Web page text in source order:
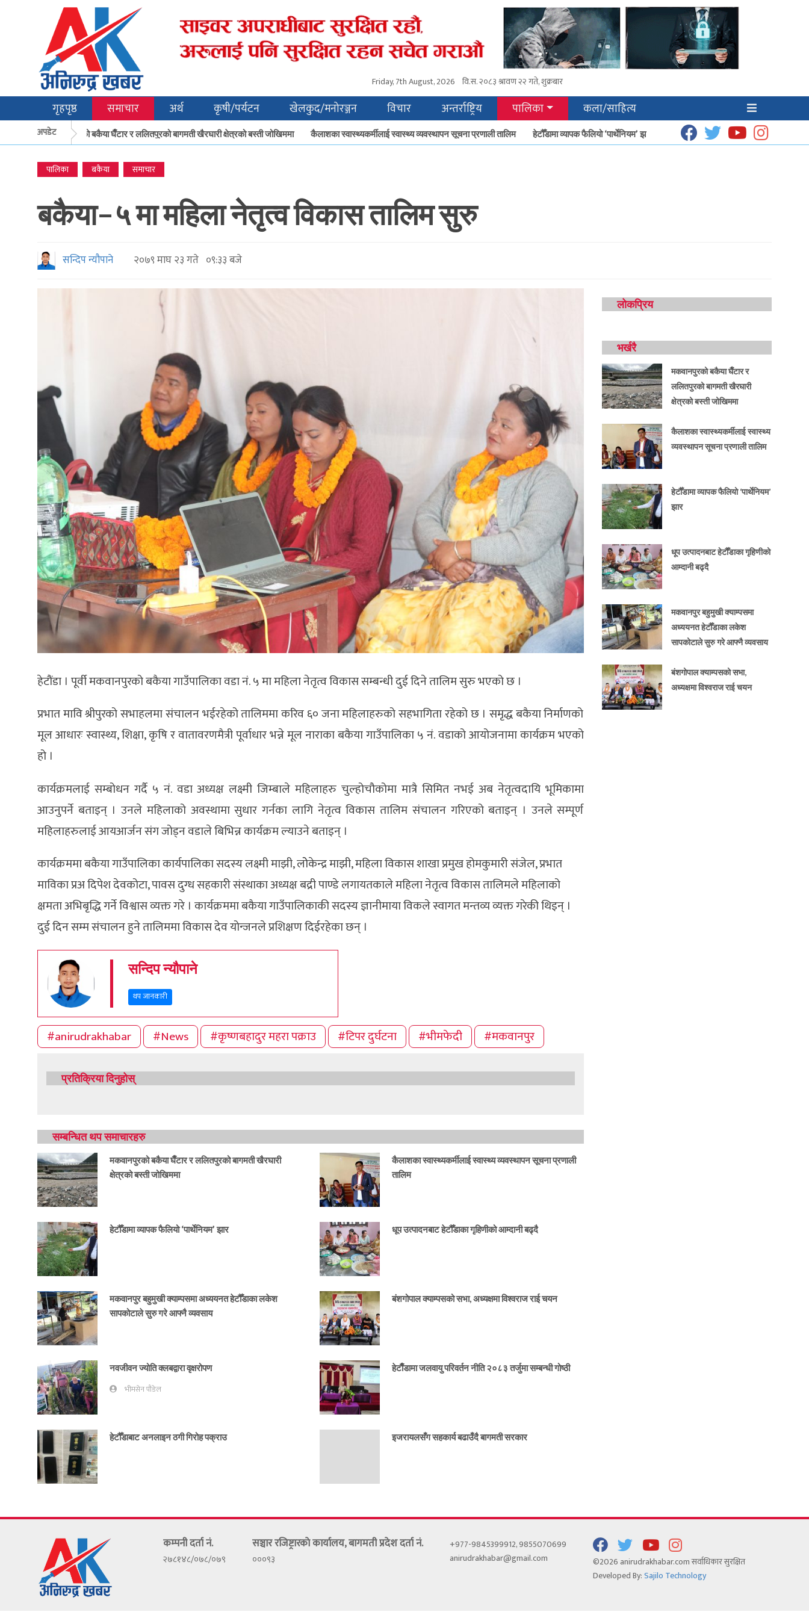
Friday, 7th August, 2026 वि.स.२०८३ श्रावण २२ गते, शुक्रबार
गृहपृष्ठ समाचार अर्थ कृषी/पर्यटन खेलकुद/मनोरञ्जन विचार अन्तर्राष्ट्रिय पालिका कला/साहित्य
अपडेट
मकवानपुरको बकैया घैँटार र ललितपुरको बागमती खैरघारी क्षेत्रको बस्ती जोखिममा कैलाशका स्वास्थ्यकर्मीलाई स्वास्थ्य व्यवस्थापन सूचना प्रणाली तालिम हेटौँडामा व्यापक फैलियो ‘पार्थेनियम’ झार धूप उत्पादनबाट हेटौँडाका गृहिणीको आम्दानी बढ्दै
पालिका बकैया समाचार
बकैया–५ मा महिला नेतृत्व विकास तालिम सुरु
सन्दिप न्यौपाने २०७९ माघ २३ गते ०९:३३ बजे
हेटौंडा । पूर्वी मकवानपुरको बकैया गाउँपालिका वडा नं. ५ मा महिला नेतृत्व विकास सम्बन्धी दुई दिने तालिम सुरु भएको छ ।
प्रभात मावि श्रीपुरको सभाहलमा संचालन भईरहेको तालिममा करिव ६० जना महिलाहरुको सहभागिता रहेको छ । समृद्ध बकैया निर्माणको
मूल आधारः स्वास्थ्य, शिक्षा, कृषि र वातावरणमैत्री पूर्वाधार भन्ने मूल नाराका बकैया गाउँपालिका ५ नं. वडाको आयोजनामा कार्यक्रम भएको
हो ।
कार्यक्रमलाई सम्बोधन गर्दै ५ नं. वडा अध्यक्ष लक्ष्मी जिम्बाले महिलाहरु चुल्होचौकोमा मात्रै सिमित नभई अब नेतृत्वदायि भूमिकामा
आउनुपर्ने बताइन् । उनले महिलाको अवस्थामा सुधार गर्नका लागि नेतृत्व विकास तालिम संचालन गरिएको बताइन् । उनले सम्पूर्ण
महिलाहरुलाई आयआर्जन संग जोड्न वडाले बिभिन्न कार्यक्रम ल्याउने बताइन् ।
कार्यक्रममा बकैया गाउँपालिका कार्यपालिका सदस्य लक्ष्मी माझी, लोेकेन्द्र माझी, महिला विकास शाखा प्रमुख होमकुमारी संजेल, प्रभात
माविका प्रअ दिपेश देवकोटा, पावस दुग्ध सहकारी संस्थाका अध्यक्ष बद्री पाण्डे लगायतकाले महिला नेतृत्व विकास तालिमले महिलाको
क्षमता अभिबृद्धि गर्ने विश्वास व्यक्त गरे । कार्यक्रममा बकैया गाउँपालिकाकी सदस्य ज्ञानीमाया विकले स्वागत मन्तव्य व्यक्त गरेकी थिइन् ।
दुई दिन सम्म संचालन हुने तालिममा विकास देव योन्जनले प्रशिक्षण दिईरहेका छन् ।
सन्दिप न्यौपाने
थप जानकारी
#anirudrakhabar #News #कृष्णबहादुर महरा पक्राउ #टिपर दुर्घटना #भीमफेदी #मकवानपुर
प्रतिक्रिया दिनुहोस्
सम्बन्धित थप समाचारहरु
मकवानपुरको बकैया घैँटार र ललितपुरको बागमती खैरघारी
क्षेत्रको बस्ती जोखिममा
कैलाशका स्वास्थ्यकर्मीलाई स्वास्थ्य व्यवस्थापन सूचना प्रणाली
तालिम
हेटौँडामा व्यापक फैलियो ‘पार्थेनियम’ झार धूप उत्पादनबाट हेटौँडाका गृहिणीको आम्दानी बढ्दै
मकवानपुर बहुमुखी क्याम्पसमा अध्ययनत हेटौँडाका लकेश
सापकोटाले सुरु गरे आफ्नै व्यवसाय
बंशगोपाल क्याम्पसको सभा, अध्यक्षमा विश्वराज राई चयन
नवजीवन ज्योति क्लबद्वारा वृक्षरोपण
भीमसेन पौडेल
हेटाैँडामा जलवायु परिवर्तन नीति २०८३ तर्जुमा सम्बन्धी गोष्ठी
हेटौँडाबाट अनलाइन ठगी गिरोह पक्राउ इजरायलसँग सहकार्य बढाउँदै बागमती सरकार
लोकप्रिय
भर्खरै
मकवानपुरको बकैया घैँटार र
ललितपुरको बागमती खैरघारी
क्षेत्रको बस्ती जोखिममा
कैलाशका स्वास्थ्यकर्मीलाई स्वास्थ्य
व्यवस्थापन सूचना प्रणाली तालिम
हेटौँडामा व्यापक फैलियो ‘पार्थेनियम’
झार
धूप उत्पादनबाट हेटौँडाका गृहिणीको
आम्दानी बढ्दै
मकवानपुर बहुमुखी क्याम्पसमा
अध्ययनत हेटौँडाका लकेश
सापकोटाले सुरु गरे आफ्नै व्यवसाय
बंशगोपाल क्याम्पसको सभा,
अध्यक्षमा विश्वराज राई चयन
कम्पनी दर्ता नं.
२७८१४८/०७८/०७९
सञ्चार रजिष्ट्रारकाे कार्यालय, बागमती प्रदेश दर्ता नं.
०००९३
+977-9845399912, 9855070699
anirudrakhabar@gmail.com
©2026 anirudrakhabar.com सर्वाधिकार सुरक्षित
Developed By:Sajilo Technology